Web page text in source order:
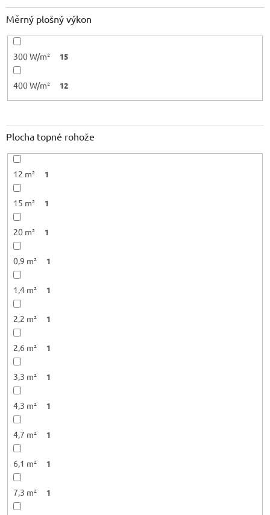
Měrný plošný výkon
300 W/m² 15
400 W/m² 12
Plocha topné rohože
12 m² 1
15 m² 1
20 m² 1
0,9 m² 1
1,4 m² 1
2,2 m² 1
2,6 m² 1
3,3 m² 1
4,3 m² 1
4,7 m² 1
6,1 m² 1
7,3 m² 1